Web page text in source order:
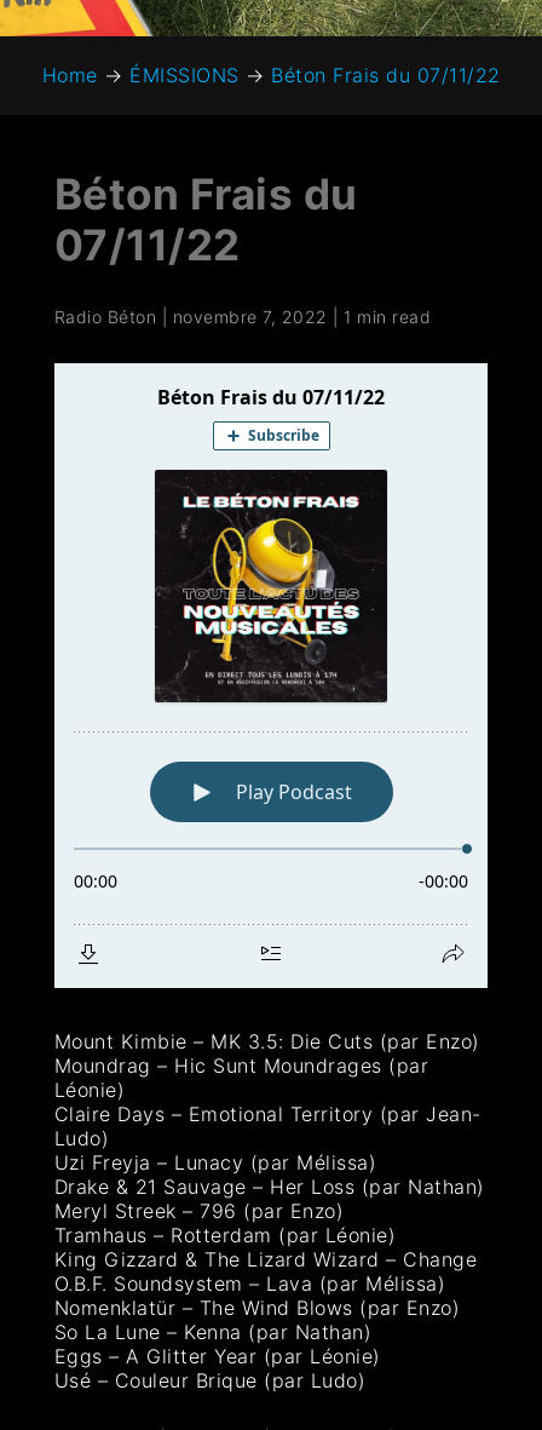
Home → ÉMISSIONS → Béton Frais du 07/11/22
Béton Frais du
07/11/22
Radio Béton novembre 7, 2022 1 min read
Mount Kimbie – MK 3.5: Die Cuts (par Enzo)
Moundrag – Hic Sunt Moundrages (par
Léonie)
Claire Days – Emotional Territory (par Jean-
Ludo)
Uzi Freyja – Lunacy (par Mélissa)
Drake & 21 Sauvage – Her Loss (par Nathan)
Meryl Streek – 796 (par Enzo)
Tramhaus – Rotterdam (par Léonie)
King Gizzard & The Lizard Wizard – Change
O.B.F. Soundsystem – Lava (par Mélissa)
Nomenklatür – The Wind Blows (par Enzo)
So La Lune – Kenna (par Nathan)
Eggs – A Glitter Year (par Léonie)
Usé – Couleur Brique (par Ludo)